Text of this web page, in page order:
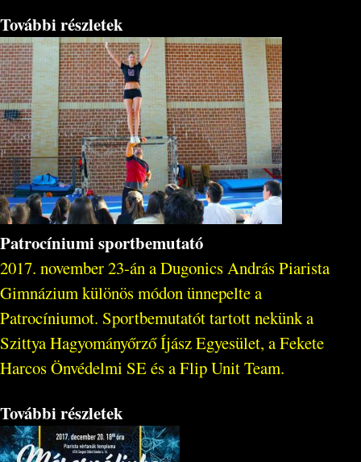
További részletek
Patrocíniumi sportbemutató
2017. november 23-án a Dugonics András Piarista
Gimnázium különös módon ünnepelte a
Patrocíniumot. Sportbemutatót tartott nekünk a
Szittya Hagyományőrző Íjász Egyesület, a Fekete
Harcos Önvédelmi SE és a Flip Unit Team.
További részletek